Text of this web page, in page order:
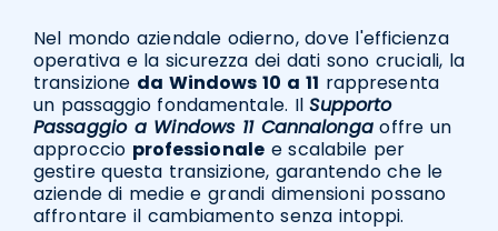
Nel mondo aziendale odierno, dove l'efficienza
operativa e la sicurezza dei dati sono cruciali, la
transizione da Windows 10 a 11 rappresenta
un passaggio fondamentale. IlSupporto
Passaggio a Windows 11 Cannalongaoffre un
approccio professionalee scalabile per
gestire questa transizione, garantendo che le
aziende di medie e grandi dimensioni possano
affrontare il cambiamento senza intoppi.